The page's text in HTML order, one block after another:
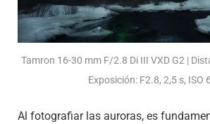
Tamron 16-30 mm F/2.8 Di III VXD G2 |
Exposición: F2.8, 2,5 s, ISO
Al fotografiar las auroras, es